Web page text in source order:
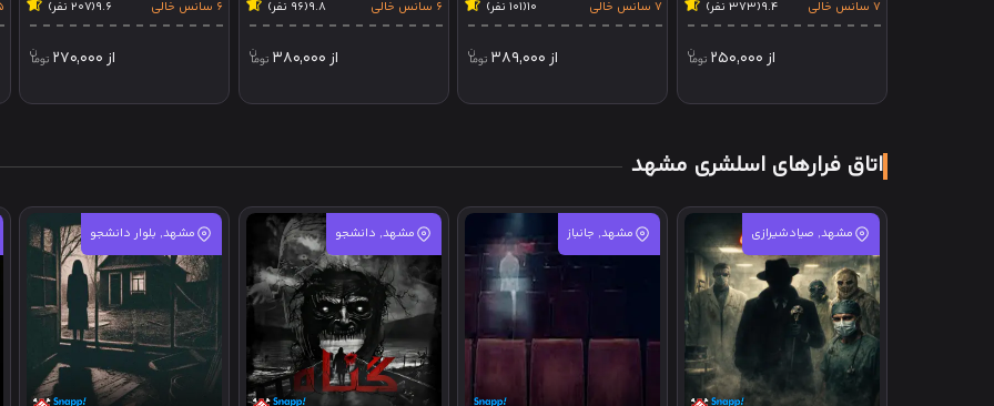
7 سانس خالی 9.4(373 نفر)
از250,000
7 سانس خالی
10(101 نفر)
از389,000
6 سانس خالی
9.8(96 نفر)
از380,000
6 سانس خالی 9.6(207 نفر)
از270,000
5
اتاق فرارهای اسلشری مشهد
مشهد, صیادشیرازی مشهد, جانباز مشهد, دانشجو مشهد, بلوار دانشجو